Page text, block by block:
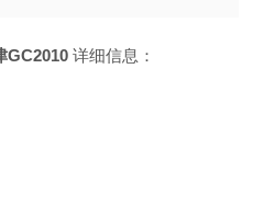
GC2010 详细信息：